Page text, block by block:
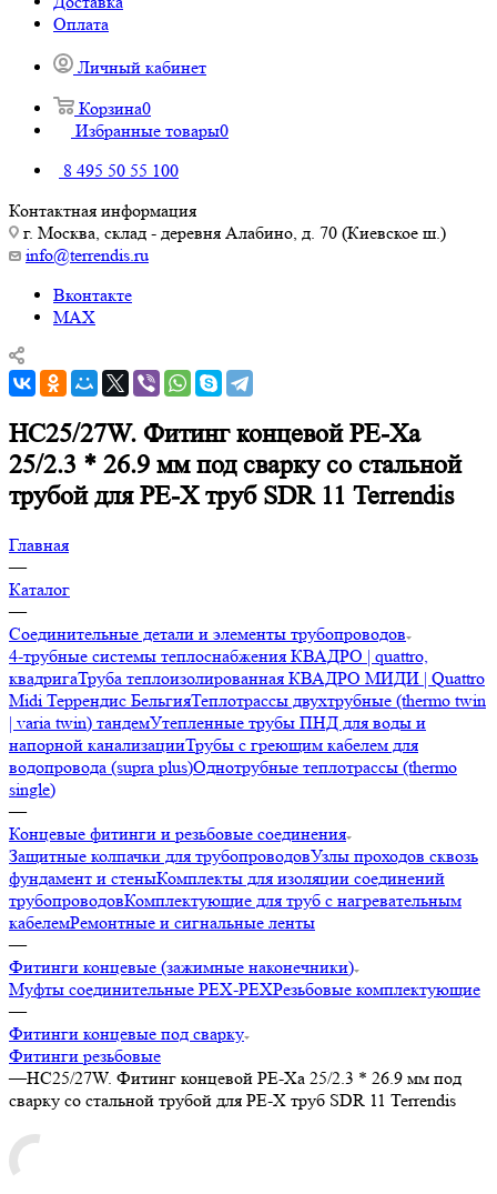
Оплата
Личный кабинет
Корзина0
Избранные товары0
8 495 50 55 100
Контактная информация
г. Москва, склад - деревня Алабино, д. 70 (Киевское ш.)
info@terrendis.ru
Вконтакте
MAX
HC25/27W. Фитинг концевой PE-Xa
25/2.3 * 26.9 мм под сварку со стальной
трубой для PE-X труб SDR 11 Terrendis
Главная
—
Каталог
—
Соединительные детали и элементы трубопроводов
4-трубные системы теплоснабжения КВАДРО | quattro,
квадригаТруба теплоизолированная КВАДРО МИДИ | Quattro
Midi Террендис БельгияТеплотрассы двухтрубные (thermo twin
| varia twin) тандемУтепленные трубы ПНД для воды и
напорной канализацииТрубы с греющим кабелем для
водопровода (supra plus)Однотрубные теплотрассы (thermo
single)
—
Концевые фитинги и резьбовые соединения
Защитные колпачки для трубопроводовУзлы проходов сквозь
фундамент и стеныКомплекты для изоляции соединений
трубопроводовКомплектующие для труб с нагревательным
кабелемРемонтные и сигнальные ленты
—
Фитинги концевые (зажимные наконечники)
Муфты соединительные РЕХ-PEXРезьбовые комплектующие
—
Фитинги концевые под сварку
Фитинги резьбовые
—HC25/27W. Фитинг концевой PE-Xa 25/2.3 * 26.9 мм под
сварку со стальной трубой для PE-X труб SDR 11 Terrendis